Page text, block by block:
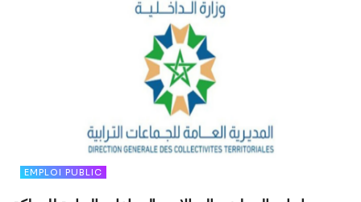
EMPLOI PUBLIC